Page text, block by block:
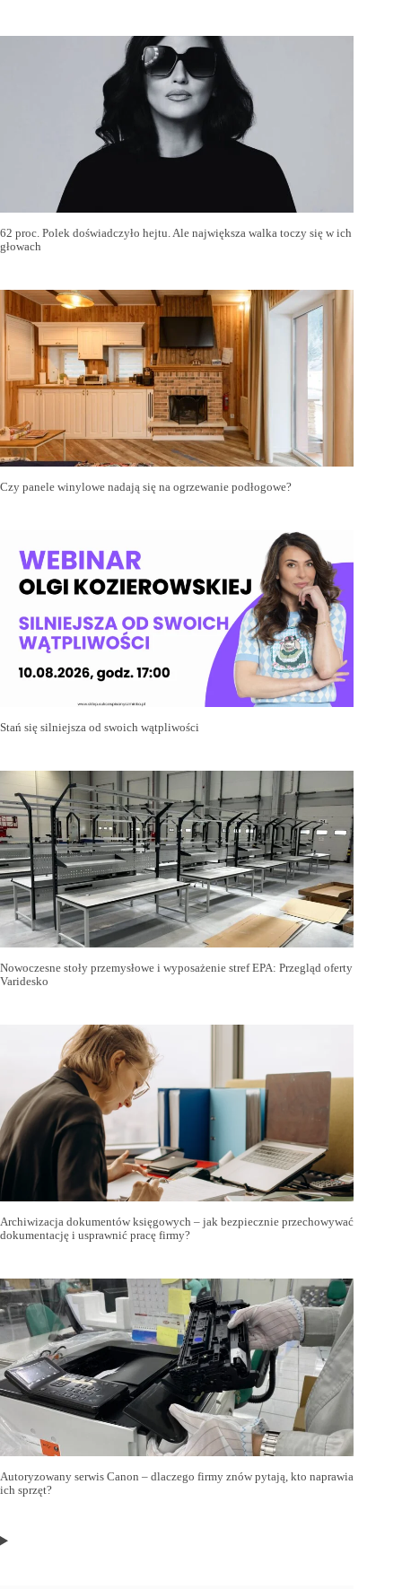
62 proc. Polek doświadczyło hejtu. Ale największa walka toczy się w ich
głowach
Czy panele winylowe nadają się na ogrzewanie podłogowe?
Stań się silniejsza od swoich wątpliwości
Nowoczesne stoły przemysłowe i wyposażenie stref EPA: Przegląd oferty
Varidesko
Archiwizacja dokumentów księgowych – jak bezpiecznie przechowywać
dokumentację i usprawnić pracę firmy?
Autoryzowany serwis Canon – dlaczego firmy znów pytają, kto naprawia
ich sprzęt?